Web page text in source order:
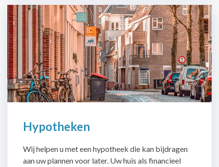
Hypotheken
Wij helpen u met een hypotheek die kan bijdragen
aan uw plannen voor later. Uw huis als financieel